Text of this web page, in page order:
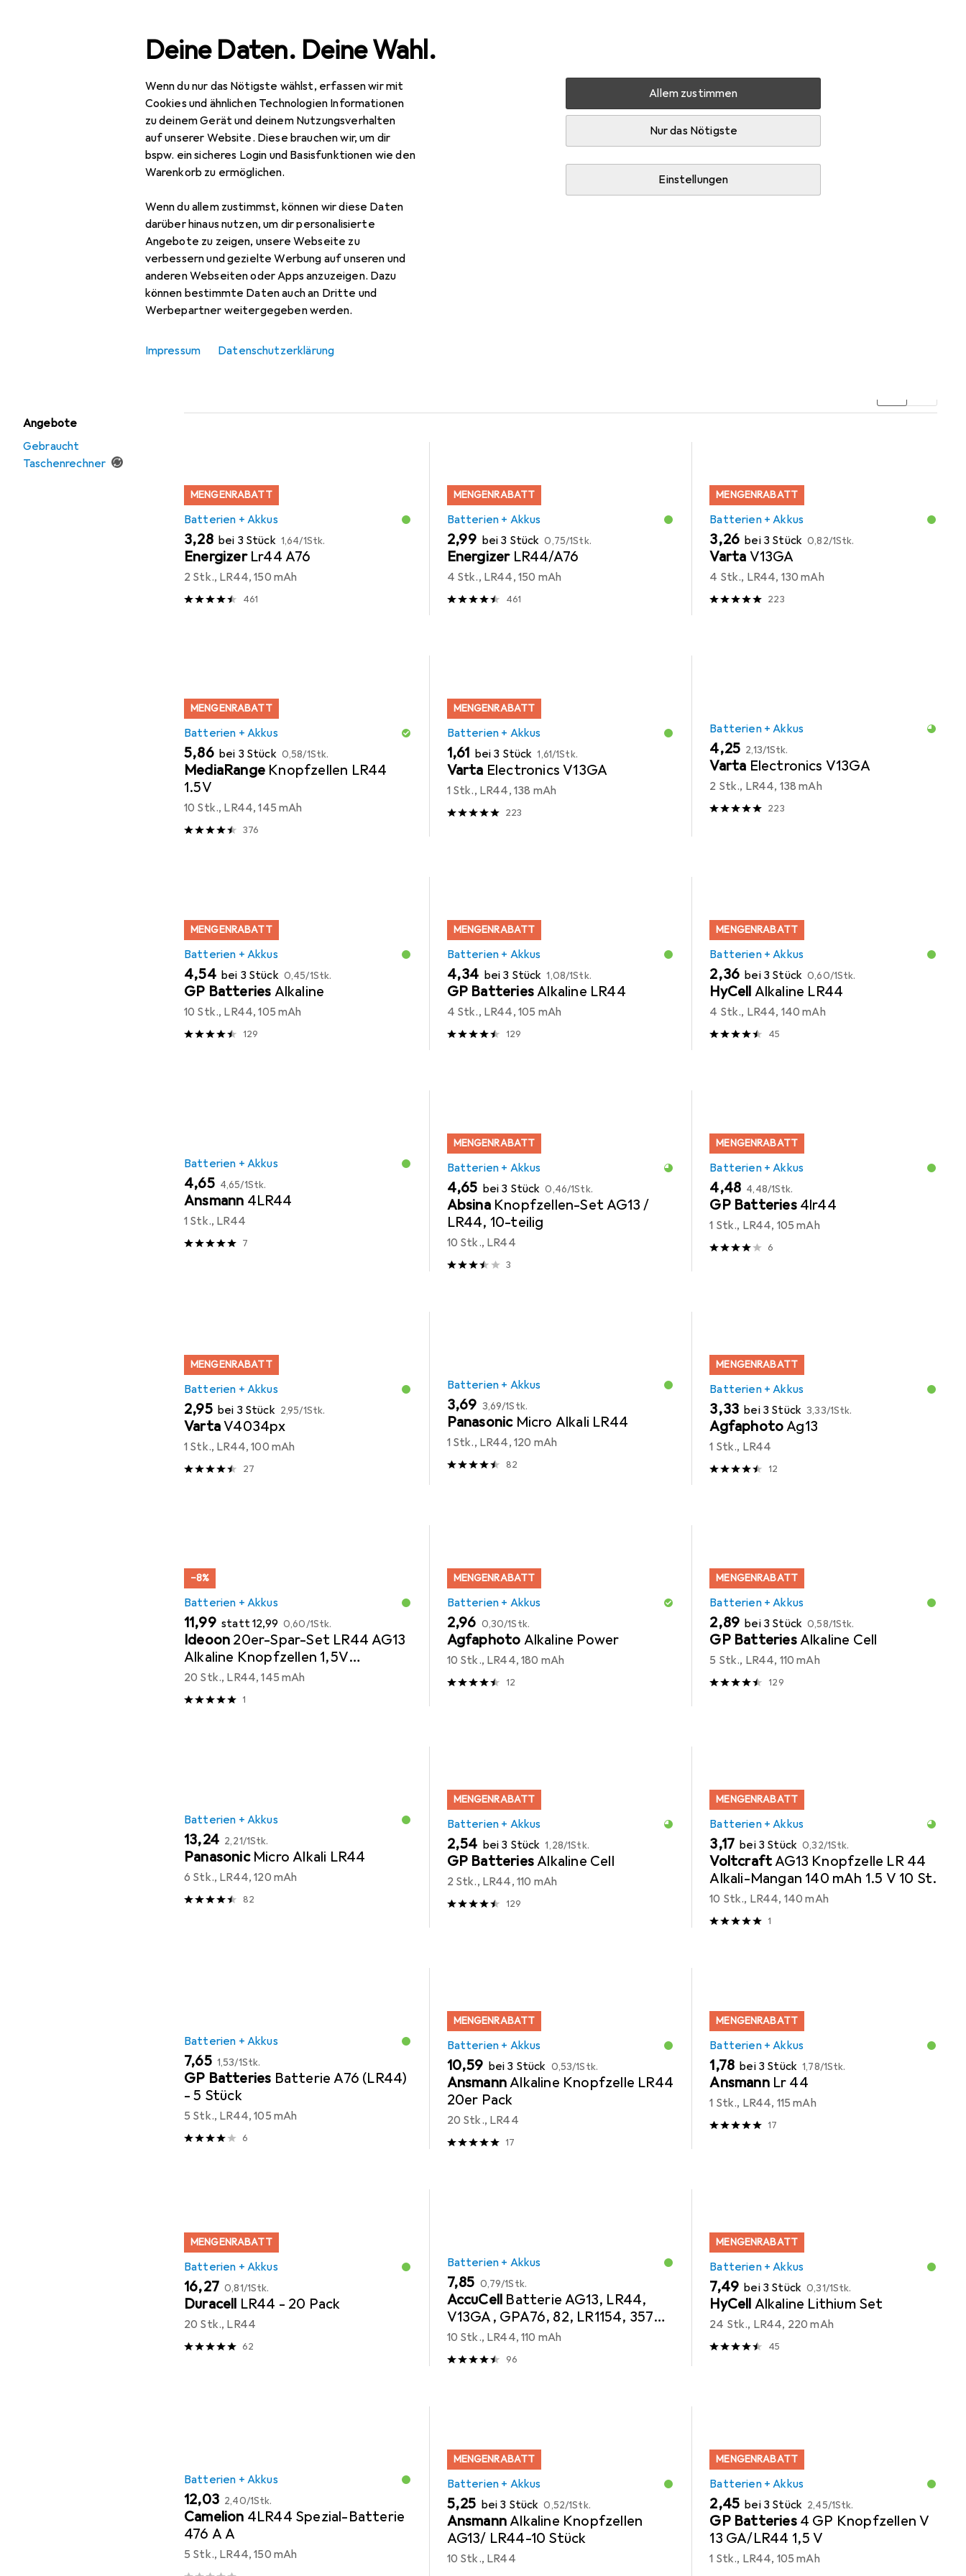
Deine Daten. Deine Wahl.
Wenn du nur das Nötigste wählst, erfassen wir mit
Cookies und ähnlichen Technologien Informationen
zu deinem Gerät und deinem Nutzungsverhalten
auf unserer Website. Diese brauchen wir, um dir
bspw. ein sicheres Login und Basisfunktionen wie den
Warenkorb zu ermöglichen.
Wenn du allem zustimmst, können wir diese Daten
darüber hinaus nutzen, um dir personalisierte
Angebote zu zeigen, unsere Webseite zu
verbessern und gezielte Werbung auf unseren und
anderen Webseiten oder Apps anzuzeigen. Dazu
können bestimmte Daten auch an Dritte und
Werbepartner weitergegeben werden.
Allem zustimmen
Nur das Nötigste
Einstellungen
Impressum Datenschutzerklärung
Navigation nach Kategorien
Angebote
Gebraucht
Taschenrechner
Gesamtsortiment Büro + Schreibwaren Canon HS-20TSC Zubehör
Canon
HS-20TSC
Batteriebetrieb, Solarenergie
MENGENRABATT
Batterien + Akkus
EUR
3,28 bei 3 Stück EUR
1,64/1Stk.
Energizer Lr44 A76
2 Stk., LR44, 150 mAh
461
MENGENRABATT
Batterien + Akkus
EUR
2,99 bei 3 Stück EUR
0,75/1Stk.
Energizer LR44/A76
4 Stk., LR44, 150 mAh
461
MENGENRABATT
Batterien + Akkus
EUR
3,26 bei 3 Stück EUR
0,82/1Stk.
Varta V13GA
4 Stk., LR44, 130 mAh
223
MENGENRABATT
Batterien + Akkus
EUR
5,86 bei 3 Stück EUR
0,58/1Stk.
MediaRange Knopfzellen LR44
1.5V
10 Stk., LR44, 145 mAh
376
MENGENRABATT
Batterien + Akkus
EUR
1,61 bei 3 Stück EUR
1,61/1Stk.
Varta Electronics V13GA
1 Stk., LR44, 138 mAh
223
Batterien + Akkus
EUR
4,25 EUR
2,13/1Stk.
Varta Electronics V13GA
2 Stk., LR44, 138 mAh
223
MENGENRABATT
Batterien + Akkus
EUR
4,54 bei 3 Stück EUR
0,45/1Stk.
GP Batteries Alkaline
10 Stk., LR44, 105 mAh
129
MENGENRABATT
Batterien + Akkus
EUR
4,34 bei 3 Stück EUR
1,08/1Stk.
GP BatteriesAlkaline LR44
4 Stk., LR44, 105 mAh
129
MENGENRABATT
Batterien + Akkus
EUR
2,36 bei 3 Stück EUR
0,60/1Stk.
HyCell Alkaline LR44
4 Stk., LR44, 140 mAh
45
Batterien + Akkus
EUR
4,65 EUR
4,65/1Stk.
Ansmann 4LR44
1 Stk., LR44
7
MENGENRABATT
Batterien + Akkus
EUR
4,65 bei 3 Stück EUR
0,46/1Stk.
Absina Knopfzellen-Set AG13 /
LR44, 10-teilig
10 Stk., LR44
3
MENGENRABATT
Batterien + Akkus
EUR
4,48 EUR
4,48/1Stk.
GP Batteries 4lr44
1 Stk., LR44, 105 mAh
6
MENGENRABATT
Batterien + Akkus
EUR
2,95 bei 3 Stück EUR
2,95/1Stk.
VartaV4034px
1 Stk., LR44, 100 mAh
27
Batterien + Akkus
EUR
3,69 EUR
3,69/1Stk.
Panasonic Micro Alkali LR44
1 Stk., LR44, 120 mAh
82
MENGENRABATT
Batterien + Akkus
EUR
3,33 bei 3 Stück EUR
3,33/1Stk.
AgfaphotoAg13
1 Stk., LR44
12
−8%
Batterien + Akkus
EUR
11,99 stattEUR
12,99 EUR
0,60/1Stk.
Ideoon 20er-Spar-Set LR44 AG13
Alkaline Knopfzellen 1,5V
Batterien, 145 mAh hohe
Kapazität
20 Stk., LR44, 145 mAh
1
MENGENRABATT
Batterien + Akkus
EUR
2,96 EUR
0,30/1Stk.
Agfaphoto Alkaline Power
10 Stk., LR44, 180 mAh
12
MENGENRABATT
Batterien + Akkus
EUR
2,89 bei 3 Stück EUR
0,58/1Stk.
GP BatteriesAlkaline Cell
5 Stk., LR44, 110 mAh
129
Batterien + Akkus
EUR
13,24 EUR
2,21/1Stk.
Panasonic Micro Alkali LR44
6 Stk., LR44, 120 mAh
82
MENGENRABATT
Batterien + Akkus
EUR
2,54 bei 3 Stück EUR
1,28/1Stk.
GP BatteriesAlkaline Cell
2 Stk., LR44, 110 mAh
129
MENGENRABATT
Batterien + Akkus
EUR
3,17 bei 3 Stück EUR
0,32/1Stk.
VoltcraftAG13 Knopfzelle LR 44
Alkali-Mangan 140 mAh 1.5 V 10 St.
10 Stk., LR44, 140 mAh
1
Batterien + Akkus
EUR
7,65 EUR
1,53/1Stk.
GP Batteries Batterie A76 (LR44)
- 5 Stück
5 Stk., LR44, 105 mAh
6
MENGENRABATT
Batterien + Akkus
EUR
10,59 bei 3 Stück EUR
0,53/1Stk.
AnsmannAlkaline Knopfzelle LR44
20er Pack
20 Stk., LR44
17
MENGENRABATT
Batterien + Akkus
EUR
1,78 bei 3 Stück EUR
1,78/1Stk.
Ansmann Lr 44
1 Stk., LR44, 115 mAh
17
MENGENRABATT
Batterien + Akkus
EUR
16,27 EUR
0,81/1Stk.
Duracell LR44 - 20 Pack
20 Stk., LR44
62
Batterien + Akkus
EUR
7,85 EUR
0,79/1Stk.
AccuCell Batterie AG13, LR44,
V13GA, GPA76, 82, LR1154, 357A
10er Pack, HEXBUG AG13/LR44
10 Stk., LR44, 110 mAh
96
MENGENRABATT
Batterien + Akkus
EUR
7,49 bei 3 Stück EUR
0,31/1Stk.
HyCell Alkaline Lithium Set
24 Stk., LR44, 220 mAh
45
Batterien + Akkus
EUR
12,03 EUR
2,40/1Stk.
Camelion 4LR44 Spezial-Batterie
476 A A
5 Stk., LR44, 150 mAh
MENGENRABATT
Batterien + Akkus
EUR
5,25 bei 3 Stück EUR
0,52/1Stk.
AnsmannAlkaline Knopfzellen
AG13/ LR44-10 Stück
10 Stk., LR44
MENGENRABATT
Batterien + Akkus
EUR
2,45 bei 3 Stück EUR
2,45/1Stk.
GP Batteries 4 GP Knopfzellen V
13 GA/LR44 1,5 V
1 Stk., LR44, 105 mAh